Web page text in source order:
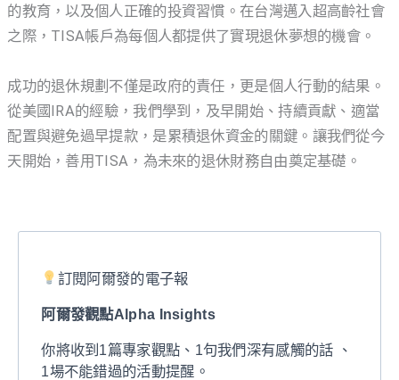
的教育，以及個人正確的投資習慣。在台灣邁入超高齡社會
之際，TISA帳戶為每個人都提供了實現退休夢想的機會。
成功的退休規劃不僅是政府的責任，更是個人行動的結果。
從美國IRA的經驗，我們學到，及早開始、持續貢獻、適當
配置與避免過早提款，是累積退休資金的關鍵。讓我們從今
天開始，善用TISA，為未來的退休財務自由奠定基礎。
訂閱阿爾發的電子報
阿爾發觀點Alpha Insights
你將收到1篇專家觀點、1句我們深有感觸的話 、
1場不能錯過的活動提醒。